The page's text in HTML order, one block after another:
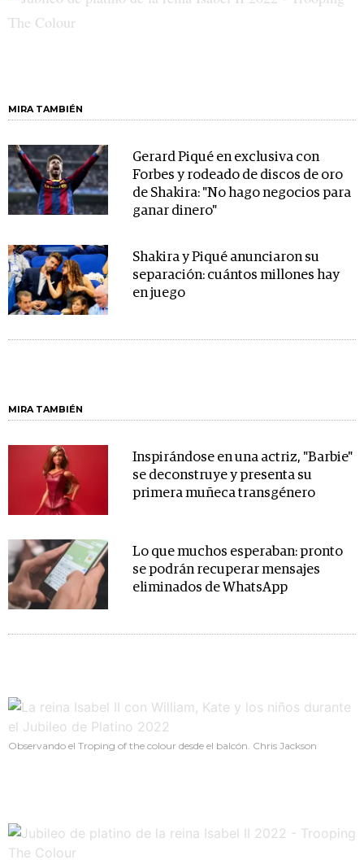
MIRA TAMBIÉN
Gerard Piqué en exclusiva con
Forbes y rodeado de discos de oro
de Shakira: "No hago negocios para
ganar dinero"
Shakira y Piqué anunciaron su
separación: cuántos millones hay
en juego
MIRA TAMBIÉN
Inspirándose en una actriz, "Barbie"
se deconstruye y presenta su
primera muñeca transgénero
Lo que muchos esperaban: pronto
se podrán recuperar mensajes
eliminados de WhatsApp
Observando el Troping of the colour desde el balcón. Chris Jackson